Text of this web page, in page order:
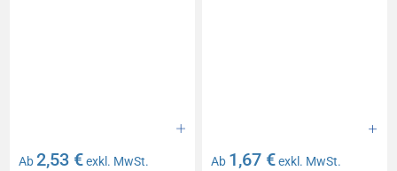
Ab2,53 €exkl. MwSt. Ab 1,67 €exkl. MwSt.